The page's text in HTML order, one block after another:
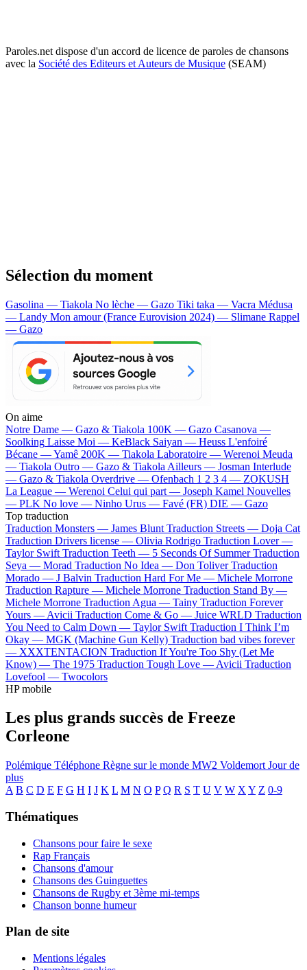
Paroles.net dispose d'un accord de licence de paroles de chansons
avec la Société des Editeurs et Auteurs de Musique (SEAM)
Sélection du moment
Gasolina — Tiakola No lèche — Gazo Tiki taka — Vacra Médusa
— Landy Mon amour (France Eurovision 2024) — Slimane Rappel
— Gazo
On aime
Notre Dame — Gazo & Tiakola 100K — Gazo Casanova —
Soolking Laisse Moi — KeBlack Saiyan — Heuss L'enfoiré
Bécane —Yamê 200K — Tiakola Laboratoire — Werenoi Meuda
— Tiakola Outro — Gazo & Tiakola Ailleurs — Josman Interlude
— Gazo & Tiakola Overdrive — Ofenbach 1 2 3 4 — ZOKUSH
La League — Werenoi Celui qui part — Joseph Kamel Nouvelles
— PLK No love — Ninho Urus — Favé (FR) DIE — Gazo
Top traduction
Traduction Monsters — James Blunt Traduction Streets — Doja Cat
Traduction Drivers license — Olivia Rodrigo Traduction Lover —
Taylor Swift Traduction Teeth — 5 Seconds Of Summer Traduction
Seya — Morad Traduction No Idea — Don Toliver Traduction
Morado — J Balvin Traduction Hard For Me — Michele Morrone
Traduction Rapture — Michele Morrone Traduction Stand By —
Michele Morrone Traduction Agua — Tainy Traduction Forever
Yours — Avicii Traduction Come & Go — Juice WRLD Traduction
You Need to Calm Down — Taylor Swift Traduction I Think I’m
Okay — MGK (Machine Gun Kelly) Traduction bad vibes forever
— XXXTENTACION Traduction If You're Too Shy (Let Me
Know) — The 1975 Traduction Tough Love — Avicii Traduction
Lovefool — Twocolors
HP mobile
Les plus grands succès de Freeze
Corleone
Polémique Téléphone Règne sur le monde MW2 Voldemort Jour de
plus
A B C D E F G H I J K L M N O P Q R S T U V W X Y Z 0-9
Thématiques
Chansons pour faire le sexe
Rap Français
Chansons d'amour
Chansons des Guinguettes
Chansons de Rugby et 3ème mi-temps
Chanson bonne humeur
Plan de site
Mentions légales